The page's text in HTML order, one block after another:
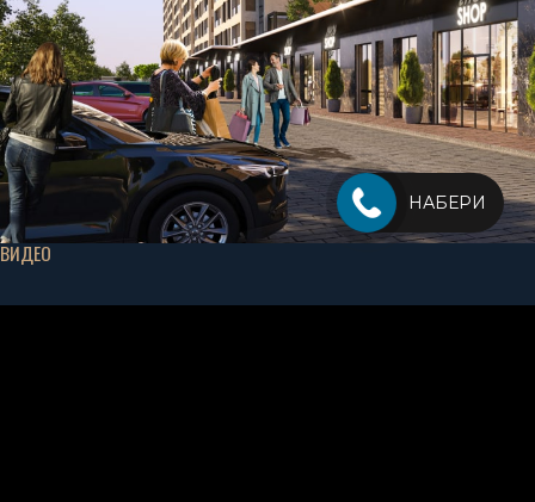
ВИДЕО
НАБЕРИ